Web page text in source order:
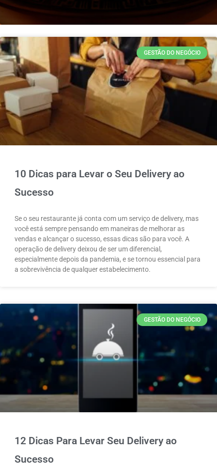
GESTÃO DO NEGÓCIO
10 Dicas para Levar o Seu Delivery ao
Sucesso
Se o seu restaurante já conta com um serviço de delivery, mas
você está sempre pensando em maneiras de melhorar as
vendas e alcançar o sucesso, essas dicas são para você. A
operação de delivery deixou de ser um diferencial,
especialmente depois da pandemia, e se tornou essencial para
a sobrevivência de qualquer estabelecimento.
GESTÃO DO NEGÓCIO
12 Dicas Para Levar Seu Delivery ao
Sucesso
PagePagePage